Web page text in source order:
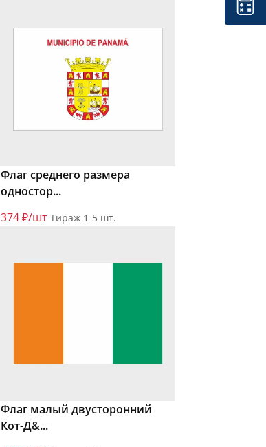
Флаг среднего размера
одностор...
374 ₽/шт Тираж 1-5 шт.
Флаг малый двусторонний
Кот-Д&...